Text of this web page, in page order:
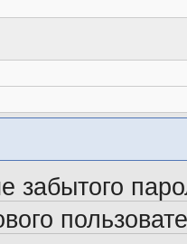
забытого